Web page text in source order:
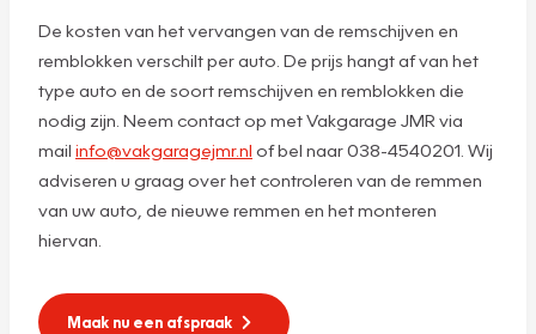
De kosten van het vervangen van de remschijven en
remblokken verschilt per auto. De prijs hangt af van het
type auto en de soort remschijven en remblokken die
nodig zijn. Neem contact op met Vakgarage JMR via
mail info@vakgaragejmr.nl of bel naar 038-4540201. Wij
adviseren u graag over het controleren van de remmen
van uw auto, de nieuwe remmen en het monteren
hiervan.
Maak nu een afspraak